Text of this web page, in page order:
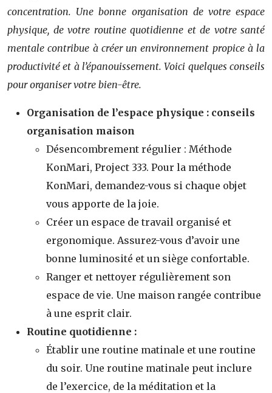
concentration. Une bonne organisation de votre espace
physique, de votre routine quotidienne et de votre santé
mentale contribue à créer un environnement propice à la
productivité et à l’épanouissement. Voici quelques conseils
pour organiser votre bien-être.
Organisation de l’espace physique : conseils
organisation maison
Désencombrement régulier : Méthode
KonMari, Project 333. Pour la méthode
KonMari, demandez-vous si chaque objet
vous apporte de la joie.
Créer un espace de travail organisé et
ergonomique. Assurez-vous d’avoir une
bonne luminosité et un siège confortable.
Ranger et nettoyer régulièrement son
espace de vie. Une maison rangée contribue
à une esprit clair.
Routine quotidienne :
Établir une routine matinale et une routine
du soir. Une routine matinale peut inclure
de l’exercice, de la méditation et la